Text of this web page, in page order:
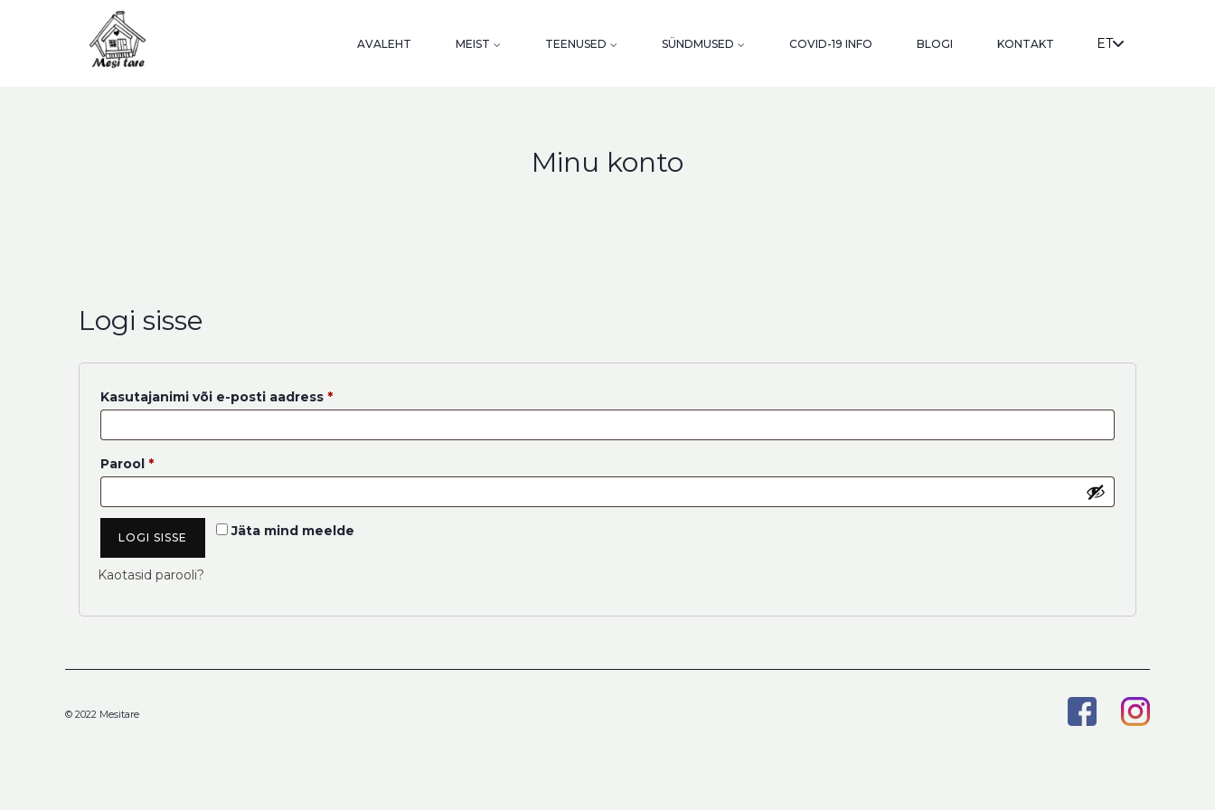
AVALEHT MEIST TEENUSED SÜNDMUSED COVID-19 INFO BLOGI KONTAKT ET
Minu konto
Logi sisse
Kasutajanimi või e-posti aadress *Nõutud
Parool *Nõutud
Jäta mind meelde
LOGI SISSE
Kaotasid parooli?
© 2022 Mesitare